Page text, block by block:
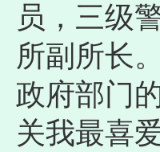
员，三级
所副所长
政府部门
关我最喜